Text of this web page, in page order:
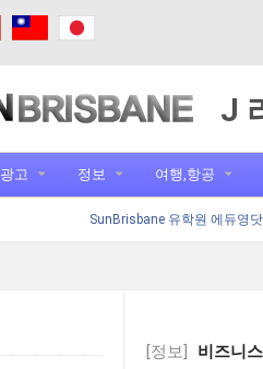
J
광고 정보 여행,항공
SunBrisbane 유학원 에듀영
[정보] 비즈니